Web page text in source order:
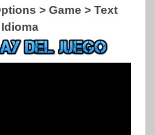
> Game > Text
Idioma